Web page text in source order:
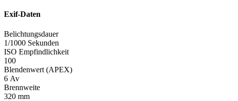
Exif-Daten
Belichtungsdauer
1/1000 Sekunden
ISO Empfindlichkeit
100
Blendenwert (APEX)
6 Av
Brennweite
320 mm